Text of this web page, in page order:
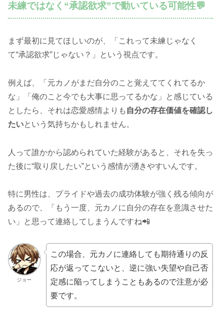
未練ではなく“承認欲求”で動いている可能性💬
まず最初に見てほしいのが、「これって未練じゃなく
て“承認欲求”じゃない？」という視点です。
例えば、「元カノがまだ自分のこと覚えててくれてるか
な」「俺のこと今でも大事に思ってるかな」と感じている
としたら、それは恋愛感情よりも 自分の存在価値を確認し
たいという気持ちかもしれません。
人って誰かから認められていた経験があると、それを失っ
た後に“取り戻したい”という感情が湧きやすいんです。
特に男性は、プライドや過去の成功体験が強く残る傾向が
あるので、「もう一度、元カノに自分の存在を意識させた
い」と思って連絡してしまうんですね📲
ジョー
この場合、元カノに連絡しても期待通りの反
応が返ってこないと、逆に強い失望や自己否
定感に陥ってしまうこともあるので注意が必
要です。